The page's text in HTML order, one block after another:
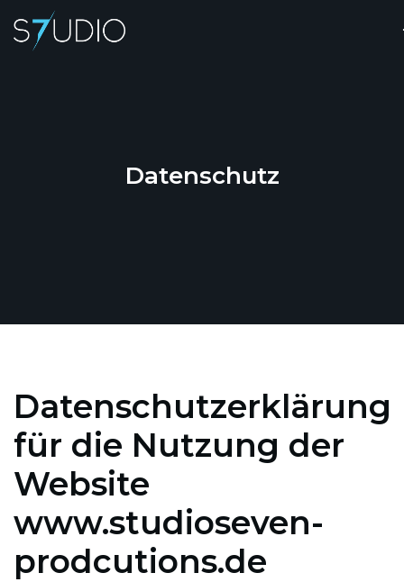
Datenschutz
Datenschutzerklärung
für die Nutzung der
Website
www.studioseven-
prodcutions.de